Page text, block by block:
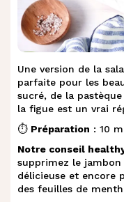
Une version de la
parfaite pour les
sucré, de la
la figue est un vrai
⏱️ Préparation : 10
Notre conseil
supprimez le
délicieuse et encore
des feuilles de